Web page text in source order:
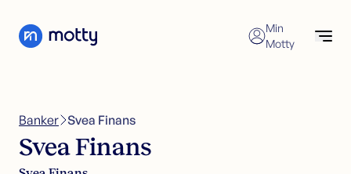
Min
Motty
Forbrukslån
Refinansiering
Søk forbrukslån
Refinansiering av forbrukslån
Forbrukslånskalkulator
Banker>Svea Finans
Svea Finans